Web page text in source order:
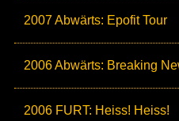
2007 Abwärts: Epofit Tour
2006 Abwärts: Breaking
2006 FURT: Heiss! Heiss!